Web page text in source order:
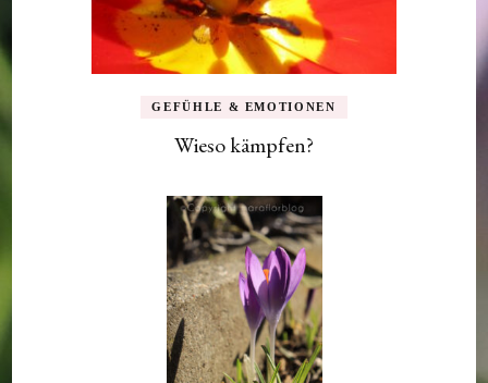
GEFÜHLE & EMOTIONEN
Wieso kämpfen?